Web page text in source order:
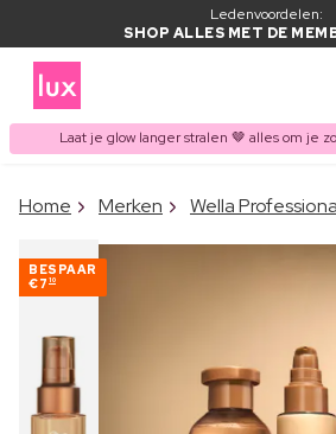
Ledenvoordelen:
SHOP ALLES MET DE
Laat je glow langer stralen 🤎 alles om je
ITEM TOEGEVOEGD
Home Merken Wella
BESPAAR
€7 10